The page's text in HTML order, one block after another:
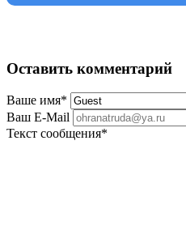
Оставить комментарий
Ваше имя*
Ваш E-Mail
Текст сообщения*